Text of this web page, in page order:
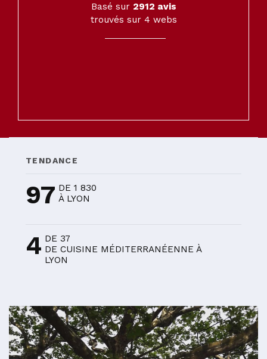
Basé sur 2912 avis
trouvés sur 4 webs
TENDANCE
97 DE 1 830
À LYON
4 DE 37
DE CUISINE MÉDITERRANÉENNE À
LYON